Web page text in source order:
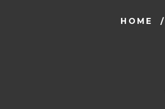
HOME /